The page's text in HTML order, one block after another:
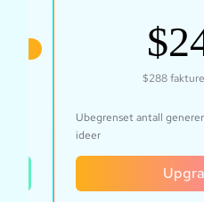
$288
Ubegrenset antall
ideer